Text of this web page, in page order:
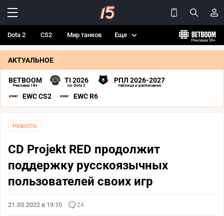
Dota 2 CS2 Мир танков Еще
АКТУАЛЬНОЕ
BETBOOM
Реклама 18+
TI 2026
по Dota 2
РПЛ 2026-2027
таблица и расписание
EWC CS2 EWC R6
Новость
CD Projekt RED продолжит
поддержку русскоязычных
пользователей своих игр
21.03.2022 в 19:10 24